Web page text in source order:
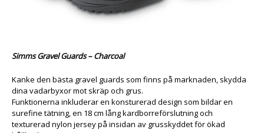
Simms Gravel Guards – Charcoal
Kanke den bästa gravel guards som finns på marknaden, skydda
dina vadarbyxor mot skräp och grus.
Funktionerna inkluderar en konsturerad design som bildar en
surefine tätning, en 18 cm lång kardborreförslutning och
texturerad nylon jersey på insidan av grusskyddet för ökad